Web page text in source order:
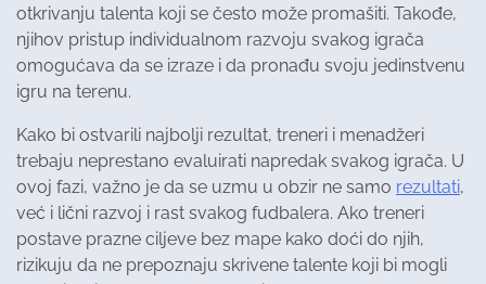
otkrivanju talenta koji se često može promašiti. Takođe,
njihov pristup individualnom razvoju svakog igrača
omogućava da se izraze i da pronađu svoju jedinstvenu
igru na terenu.
Kako bi ostvarili najbolji rezultat, treneri i menadžeri
trebaju neprestano evaluirati napredak svakog igrača. U
ovoj fazi, važno je da se uzmu u obzir ne samo rezultati,
već i lični razvoj i rast svakog fudbalera. Ako treneri
postave prazne ciljeve bez mape kako doći do njih,
rizikuju da ne prepoznaju skrivene talente koji bi mogli